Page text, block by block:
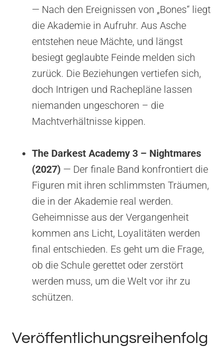
— Nach den Ereignissen von „Bones“ liegt
die Akademie in Aufruhr. Aus Asche
entstehen neue Mächte, und längst
besiegt geglaubte Feinde melden sich
zurück. Die Beziehungen vertiefen sich,
doch Intrigen und Rachepläne lassen
niemanden ungeschoren – die
Machtverhältnisse kippen.
The Darkest Academy 3 – Nightmares
(2027) — Der finale Band konfrontiert die
Figuren mit ihren schlimmsten Träumen,
die in der Akademie real werden.
Geheimnisse aus der Vergangenheit
kommen ans Licht, Loyalitäten werden
final entschieden. Es geht um die Frage,
ob die Schule gerettet oder zerstört
werden muss, um die Welt vor ihr zu
schützen.
Veröffentlichungsreihenfolg